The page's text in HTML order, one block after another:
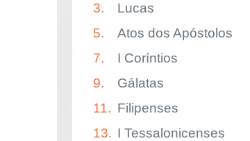
3.
Lucas
5.
Atos dos Apóstolos
7.
I Coríntios
9.
Gálatas
11. Filipenses
13. I Tessalonicenses